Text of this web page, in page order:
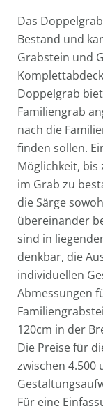
Das
Bestand und
Grabstein und
Doppelgrab
Familiengrab
nach die
finden sollen.
Möglichkeit, bis
im Grab zu
die Särge
übereinander
sind in
denkbar, die
individuellen
Abmessungen
120cm in der
Die Preise für
zwischen 4.500
Für eine